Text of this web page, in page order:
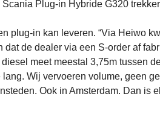
Plug-in Hybride G320
plug-in kan leveren. “Via Heiwo
de dealer via een S-order af
meet meestal 3,75m tussen
Wij vervoeren volume, geen
Ook in Amsterdam. Dan is